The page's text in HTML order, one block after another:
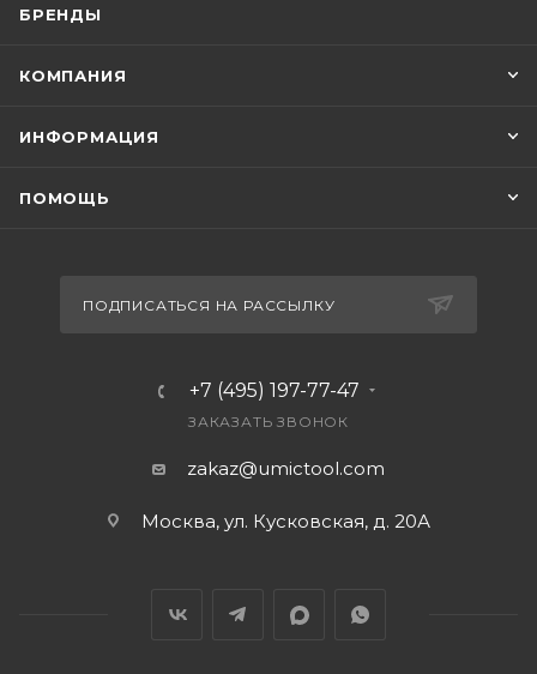
БРЕНДЫ
КОМПАНИЯ
ИНФОРМАЦИЯ
ПОМОЩЬ
ПОДПИСАТЬСЯ НА РАССЫЛКУ
+7 (495) 197-77-47
ЗАКАЗАТЬ ЗВОНОК
zakaz@umictool.com
Москва, ул. Кусковская, д. 20А